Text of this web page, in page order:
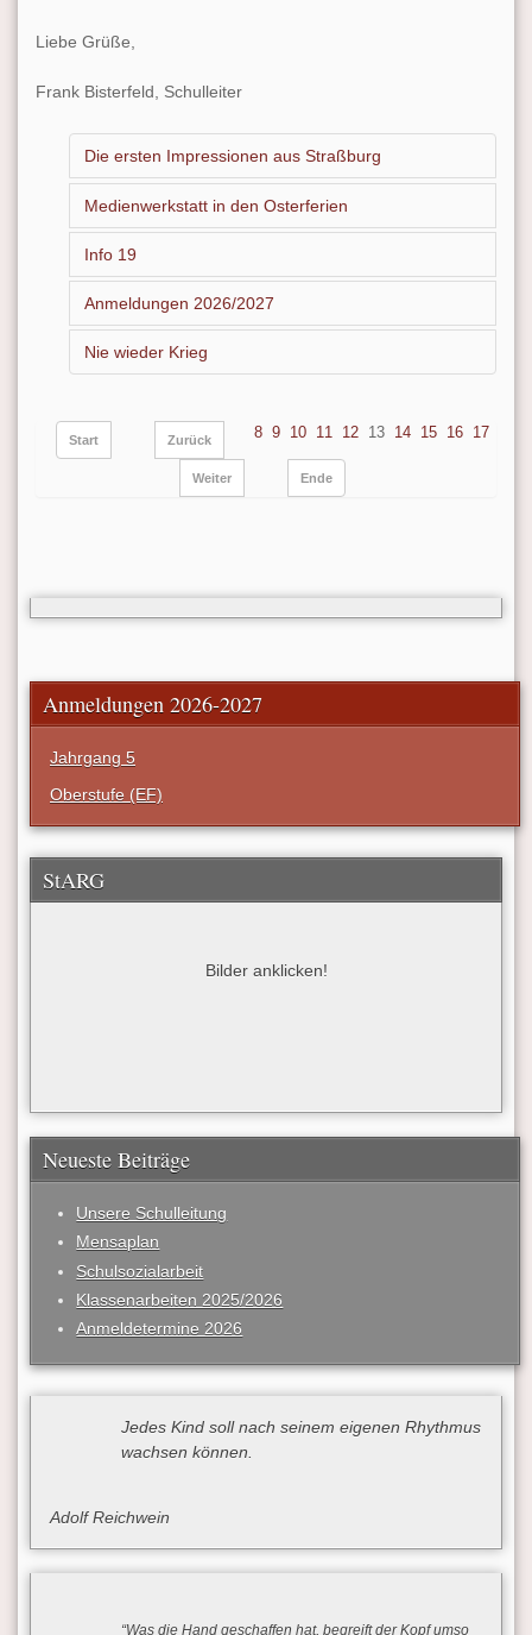
Liebe Grüße,
Frank Bisterfeld, Schulleiter
Die ersten Impressionen aus Straßburg
Medienwerkstatt in den Osterferien
Info 19
Anmeldungen 2026/2027
Nie wieder Krieg
Start Zurück 8 9 10 11 12 13 14 15 16 17
Weiter Ende
Anmeldungen 2026-2027
Jahrgang 5
Oberstufe (EF)
StARG
Bilder anklicken!
Neueste Beiträge
Unsere Schulleitung
Mensaplan
Schulsozialarbeit
Klassenarbeiten 2025/2026
Anmeldetermine 2026
Jedes Kind soll nach seinem eigenen Rhythmus
wachsen können.
Adolf Reichwein
“Was die Hand geschaffen hat, begreift der Kopf umso